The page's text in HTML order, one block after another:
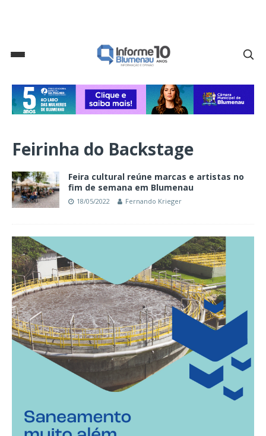
Feirinha do Backstage
Feira cultural reúne marcas e artistas no
fim de semana em Blumenau
18/05/2022 Fernando Krieger